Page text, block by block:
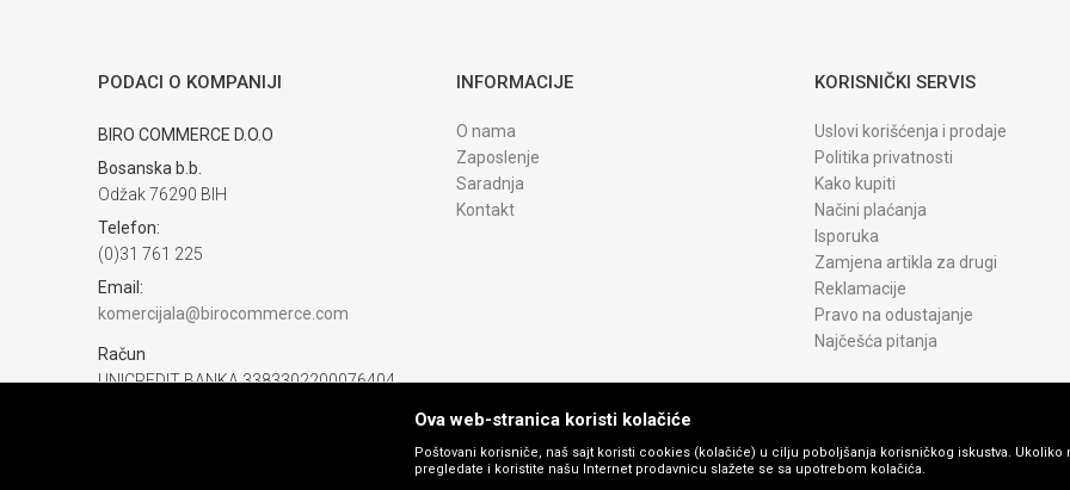
Trenutno nema komentara
PODACI O KOMPANIJI
BIRO COMMERCE D.O.O
Bosanska b.b.
Odžak 76290 BIH
Telefon:
(0)31 761 225
Email:
komercijala@birocommerce.com
Račun
UNICREDIT BANKA 3383302200076404
INFORMACIJE
O nama
Zaposlenje
Saradnja
Kontakt
KORISNIČKI SERVIS
Uslovi korišćenja i prodaje
Politika privatnosti
Kako kupiti
Načini plaćanja
Isporuka
Zamjena artikla za drugi
Reklamacije
Pravo na odustajanje
Najčešća pitanja
Ova web-stranica koristi kolačiće
Poštovani korisniče, naš sajt koristi cookies (kolačiće) u cilju poboljšanja korisničkog iskustva. Ukoliko
pregledate i koristite našu Internet prodavnicu slažete se sa upotrebom kolačića.